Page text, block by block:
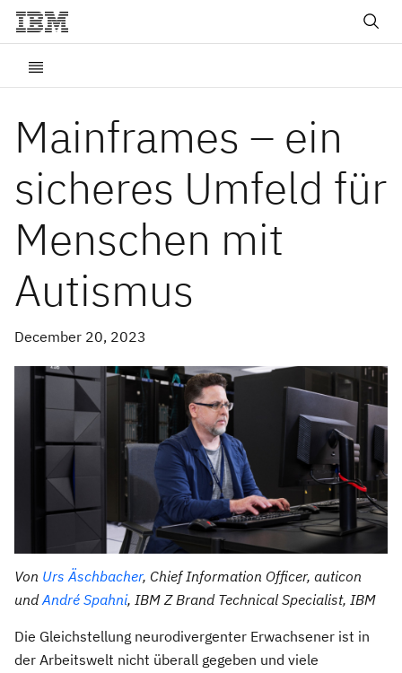
Mainframes – ein
sicheres Umfeld für
Menschen mit
Autismus
December 20, 2023
Von Urs Äschbacher, Chief Information Officer, auticon
undAndré Spahni, IBM Z Brand Technical Specialist, IBM
Die Gleichstellung neurodivergenter Erwachsener ist in
der Arbeitswelt nicht überall gegeben und viele